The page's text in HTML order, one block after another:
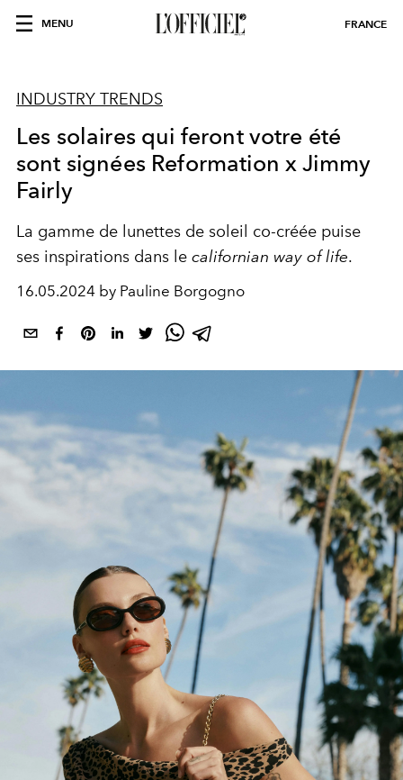
MENU FRANCE
INDUSTRY TRENDS
Les solaires qui feront votre été
sont signées Reformation x Jimmy
Fairly
La gamme de lunettes de soleil co-créée puise
ses inspirations dans le californian way of life.
16.05.2024 by Pauline Borgogno